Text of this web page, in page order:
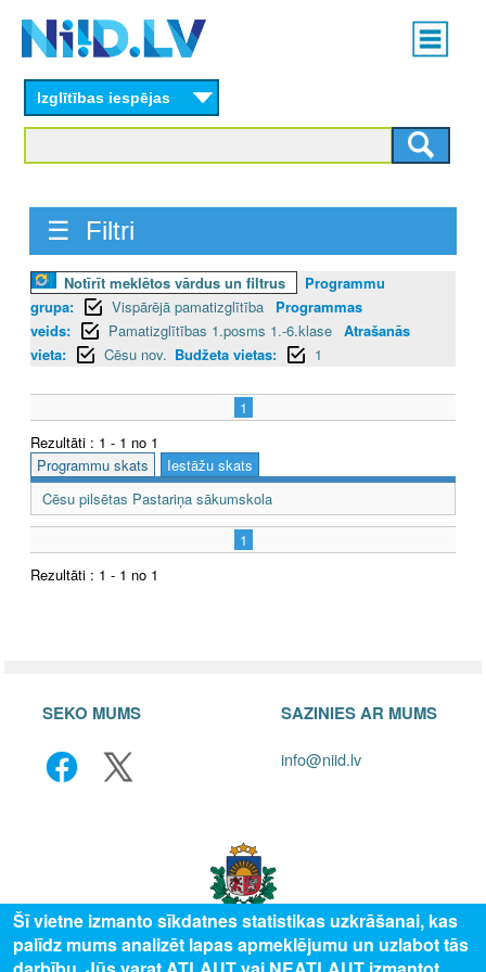
content
Main
menu
Izglītības iespējas
☰ Filtri
Notīrīt meklētos vārdus un filtrus
Programmu
grupa:
Vispārējā pamatizglītība
Programmas
veids:
Pamatizglītības 1.posms 1.-6.klase Atrašanās
vieta:
Cēsu nov. Budžeta vietas: 1
1
Rezultāti : 1 - 1 no 1
Programmu skats
Iestāžu skats
Cēsu pilsētas Pastariņa sākumskola
1
Rezultāti : 1 - 1 no 1
SEKO MUMS SAZINIES AR MUMS
info@niid.lv
Šī vietne izmanto sīkdatnes statistikas uzkrāšanai, kas
palīdz mums analizēt lapas apmeklējumu un uzlabot tās